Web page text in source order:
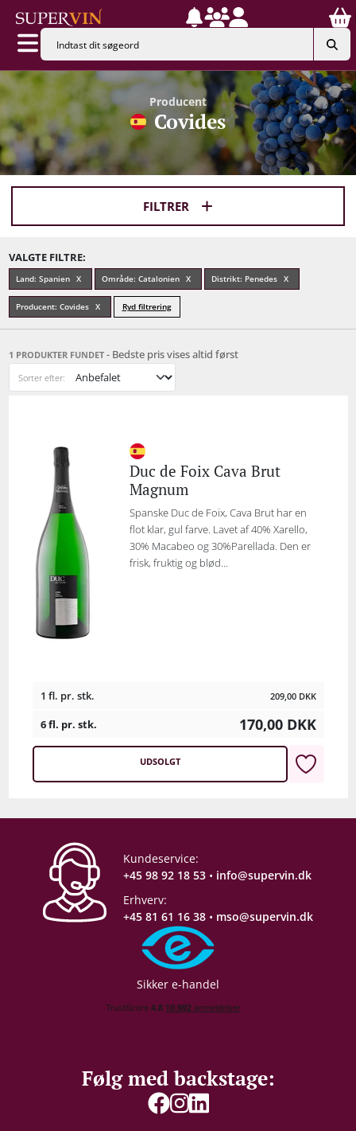
Producent
Covides
FILTRER
VALGTE FILTRE:
Land: Spanien Område: Catalonien Distrikt: Penedes
Producent: Covides Ryd filtrering
1 PRODUKTER FUNDET - Bedste pris vises altid først
Sorter efter:
Duc de Foix Cava Brut
Magnum
Spanske Duc de Foix, Cava Brut har en
flot klar, gul farve. Lavet af 40% Xarello,
30% Macabeo og 30%Parellada. Den er
frisk, fruktig og blød...
1 fl. pr. stk. 209,00 DKK
6 fl. pr. stk. 170,00 DKK
UDSOLGT
Kundeservice:
+45 98 92 18 53 • info@supervin.dk
Erhverv:
+45 81 61 16 38 • mso@supervin.dk
Sikker e-handel
Følg med backstage: